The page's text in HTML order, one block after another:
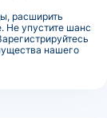
расширить
Не упустите шанс
нашего